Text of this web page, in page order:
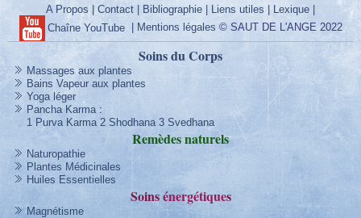
A Propos |Contact Bibliographie Liens utiles | Lexique
Chaîne YouTube| Mentions légales © SAUT DE L'ANGE 2022
Soins du Corps
Massages aux plantes
Bains Vapeur aux plantes
Yoga léger
Pancha Karma:
1 Purva Karma 2 Shodhana 3 Svedhana
Remèdesnaturels
Naturopathie
Plantes Médicinales
Huiles Essentielles
Soinsénergétiques
Magnétisme